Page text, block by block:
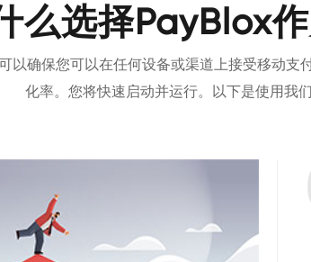
么选择PayBlox
以确保您可以在任何设备或渠道上接受移动
化率。您将快速启动并运行。以下是使用我